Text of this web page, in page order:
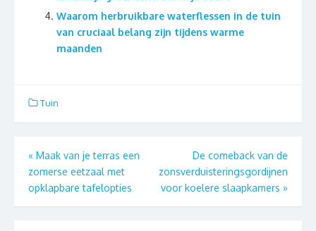
Waarom herbruikbare waterflessen in de tuin
van cruciaal belang zijn tijdens warme
maanden
Tuin
Berichtnavigatie
« Maak van je terras een
zomerse eetzaal met
opklapbare tafelopties
De comeback van de
zonsverduisteringsgordijnen
voor koelere slaapkamers »